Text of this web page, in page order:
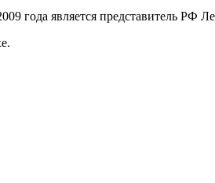
года является представитель РФ